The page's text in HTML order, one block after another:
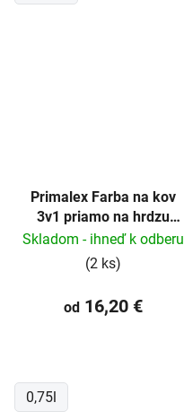
Primalex Farba na kov
3v1 priamo na hrdzu
0,75 l
Skladom - ihneď k odberu
(2 ks)
od16,20 €
0,75l